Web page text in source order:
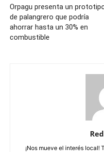
Orpagu presenta un
de palangrero que podría
ahorrar hasta un 30% en
combustible
¡Nos mueve el interés local!